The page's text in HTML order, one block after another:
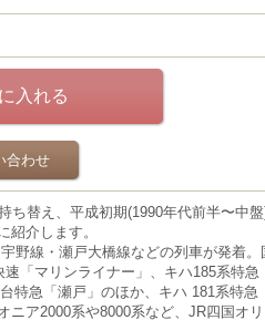
合わせ
ち替え、平成初期(1990年代前半〜中
紹介します。
野線・瀬戸大橋線などの列車が発着
「マリンライナー」、キハ185系特
特急「瀬戸」のほか、キハ 181系特
ア2000系や8000系など、JR四国オ